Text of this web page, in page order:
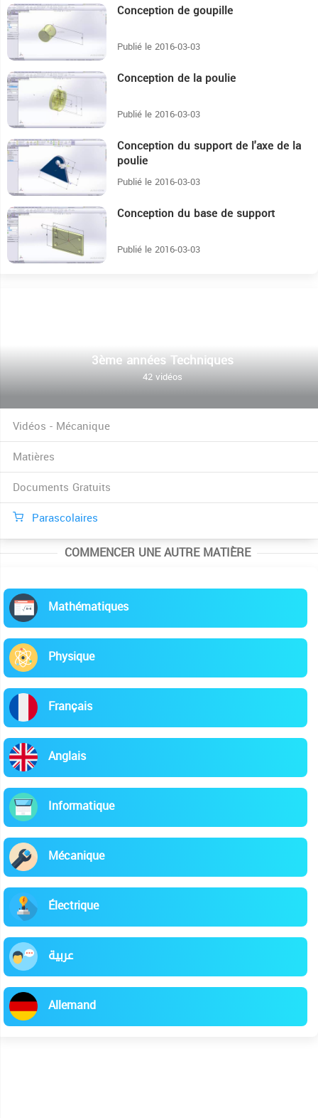
1:44 Conception de goupille
Publié le 2016-03-03
4:17 Conception de la poulie
Publié le 2016-03-03
10:14 Conception du support de l'axe de la
poulie
Publié le 2016-03-03
4:43 Conception du base de support
Publié le 2016-03-03
3ème années Techniques
42 vidéos
Vidéos - Mécanique
Matières
Documents Gratuits
Parascolaires
COMMENCER UNE AUTRE MATIÈRE
Mathématiques
Physique
Français
Anglais
Informatique
Mécanique
Électrique
عربية
Allemand